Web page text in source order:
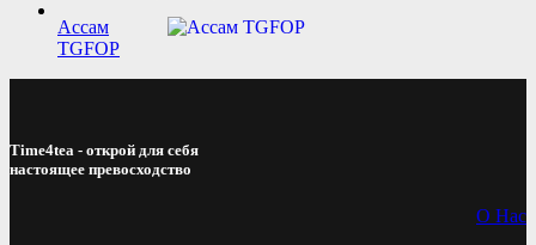
Ассам
TGFOP
Time4tea - открой для себя
настоящее превосходство
О Нас